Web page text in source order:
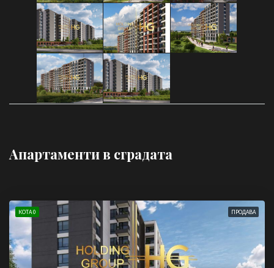
Апартаменти в сградата
ПРОДАВА
КОТА 0